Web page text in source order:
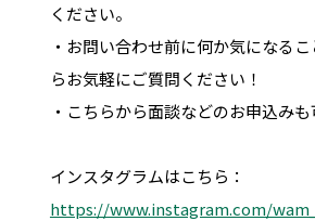
ください。
・お問い合わせ前に何か気になる
らお気軽にご質問ください！
・こちらから面談などのお申込みも
インスタグラムはこちら：
https://www.instagram.com/